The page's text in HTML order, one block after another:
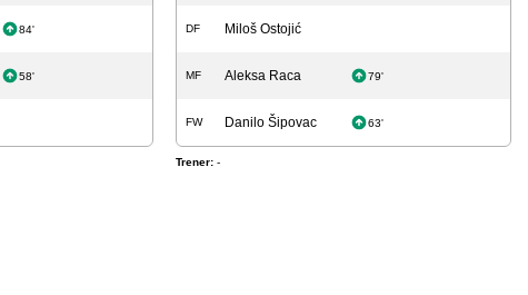
84'
58'
DF Miloš Ostojić
MF Aleksa Raca 79'
FW Danilo Šipovac 63'
Trener: -